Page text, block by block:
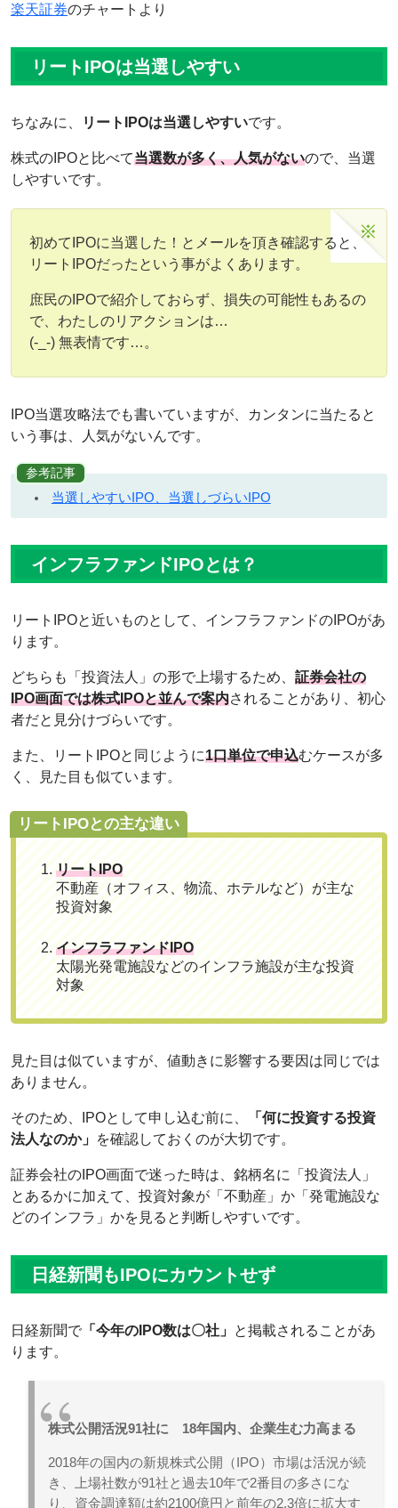
楽天証券のチャートより
リートIPOは当選しやすい
ちなみに、 リートIPOは当選しやすいです。
株式のIPOと比べて当選数が多く、人気がないので、当選
しやすいです。
初めてIPOに当選した！とメールを頂き確認すると、
リートIPOだったという事がよくあります。
庶民のIPOで紹介しておらず、損失の可能性もあるの
で、わたしのリアクションは…
(-_-) 無表情です…。
IPO当選攻略法でも書いていますが、カンタンに当たると
いう事は、人気がないんです。
参考記事
当選しやすいIPO、当選しづらいIPO
インフラファンドIPOとは？
リートIPOと近いものとして、インフラファンドのIPOがあ
ります。
どちらも「投資法人」の形で上場するため、 証券会社の
IPO画面では株式IPOと並んで案内されることがあり、初心
者だと見分けづらいです。
また、リートIPOと同じように1口単位で申込むケースが多
く、見た目も似ています。
リートIPOとの主な違い
リートIPO
不動産（オフィス、物流、ホテルなど）が主な
投資対象
インフラファンドIPO
太陽光発電施設などのインフラ施設が主な投資
対象
見た目は似ていますが、値動きに影響する要因は同じでは
ありません。
そのため、IPOとして申し込む前に、
「何に投資する投資
法人なのか」 を確認しておくのが大切です。
証券会社のIPO画面で迷った時は、銘柄名に「投資法人」
とあるかに加えて、投資対象が「不動産」か「発電施設な
どのインフラ」かを見ると判断しやすいです。
日経新聞もIPOにカウントせず
日経新聞で 「今年のIPO数は〇社」 と掲載されることがあ
ります。
株式公開活況91社に 18年国内、企業生む力高まる
2018年の国内の新規株式公開（IPO）市場は活況が続
き、上場社数が91社と過去10年で2番目の多さにな
り、資金調達額は約2100億円と前年の2.3倍に拡大す